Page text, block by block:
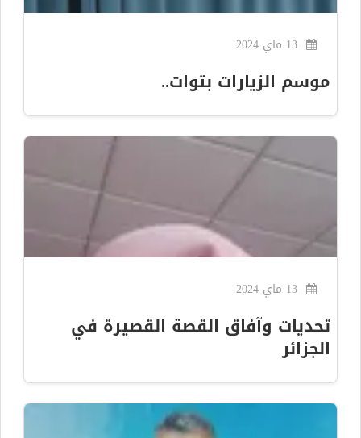
موسم الزيارات بتوات..
تحديات وآفاق القصة القصيرة في
الجزائر